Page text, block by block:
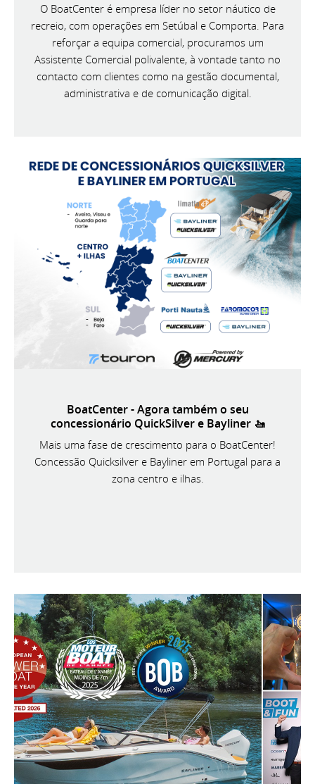
O BoatCenter é empresa líder no setor náutico de
recreio, com operações em Setúbal e Comporta. Para
reforçar a equipa comercial, procuramos um
Assistente Comercial polivalente, à vontade tanto no
contacto com clientes como na gestão documental,
administrativa e de comunicação digital.
BoatCenter - Agora também o seu
concessionário QuickSilver e Bayliner 🚤
Mais uma fase de crescimento para o BoatCenter!
Concessão Quicksilver e Bayliner em Portugal para a
zona centro e ilhas.